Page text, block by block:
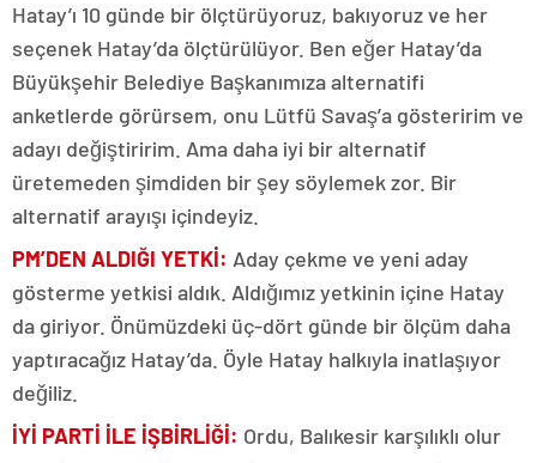
Hatay’ı 10 günde bir ölçtürüyoruz, bakıyoruz ve her
seçenek Hatay’da ölçtürülüyor. Ben eğer Hatay’da
Büyükşehir Belediye Başkanımıza alternatifi
anketlerde görürsem, onu Lütfü Savaş’a gösteririm ve
adayı değiştiririm. Ama daha iyi bir alternatif
üretemeden şimdiden bir şey söylemek zor. Bir
alternatif arayışı içindeyiz.
PM’DEN ALDIĞI YETKİ: Aday çekme ve yeni aday
gösterme yetkisi aldık. Aldığımız yetkinin içine Hatay
da giriyor. Önümüzdeki üç-dört günde bir ölçüm daha
yaptıracağız Hatay’da. Öyle Hatay halkıyla inatlaşıyor
değiliz.
İYİ PARTİ İLE İŞBİRLİĞİ: Ordu, Balıkesir karşılıklı olur